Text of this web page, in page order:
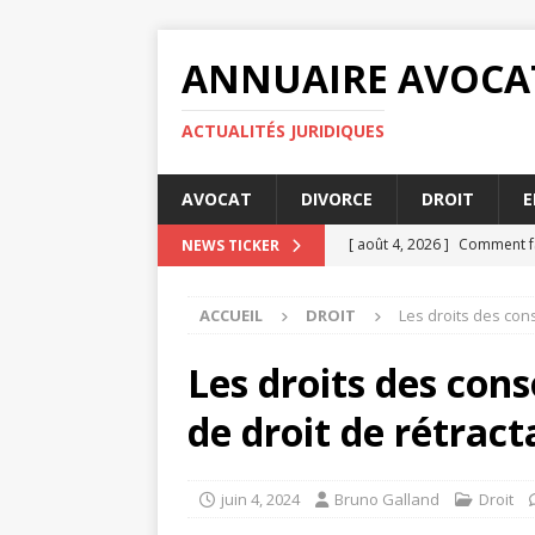
ANNUAIRE
ACTUALITÉS JURIDIQUES
AVOCAT DIVORCE DROIT
NEWS TICKER [ août 4, 2026 ] Comment
[ juillet 27, 2026 ] Les
[ juillet 23, 2026 ]
ACCUEIL DROIT Les droits des
Les droits des
de droit de
juin 4, 2024 Bruno Galland Droit